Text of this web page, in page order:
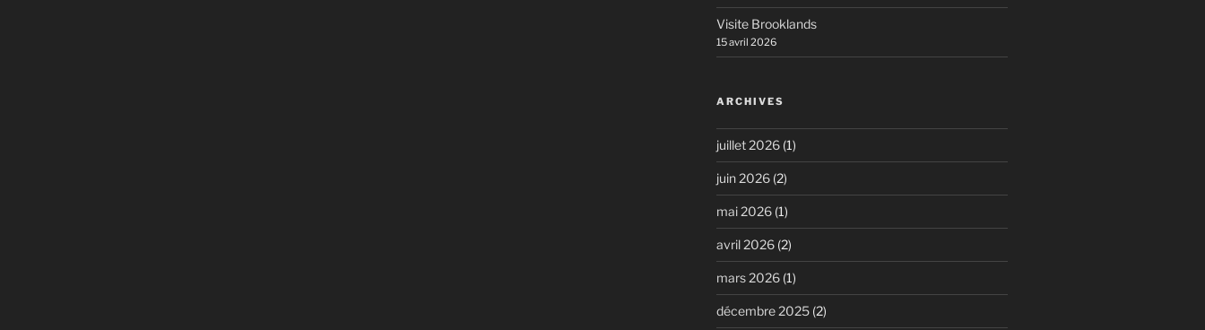
Visite Brooklands
15 avril 2026
ARCHIVES
juillet 2026(1)
juin 2026(2)
mai 2026(1)
avril 2026(2)
mars 2026(1)
décembre 2025(2)